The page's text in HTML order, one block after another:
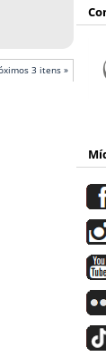
3 itens »